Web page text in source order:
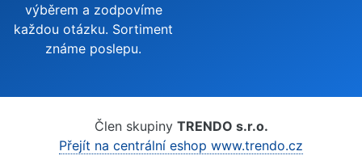
výběrem a zodpovíme
každou otázku. Sortiment
známe poslepu.
Člen skupiny TRENDO s.r.o.
Přejít na centrální eshop www.trendo.cz